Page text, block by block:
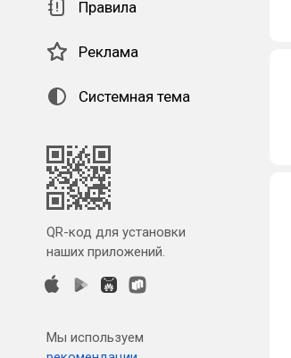
Правила
Реклама
Системная тема
QR-код для установки
наших приложений.
Мы используем